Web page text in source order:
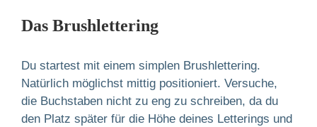
Das Brushlettering
Du startest mit einem simplen Brushlettering.
Natürlich möglichst mittig positioniert. Versuche,
die Buchstaben nicht zu eng zu schreiben, da du
den Platz später für die Höhe deines Letterings und